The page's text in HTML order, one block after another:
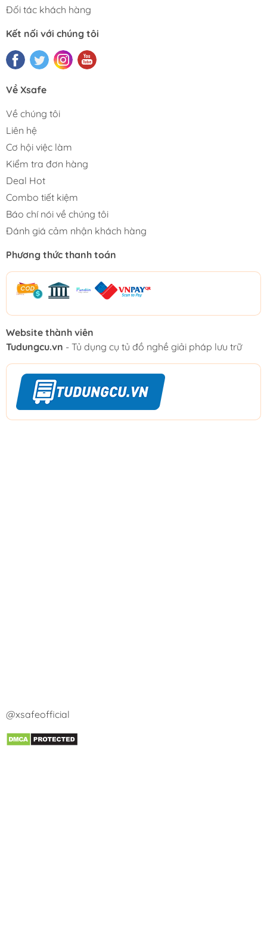
Đối tác khách hàng
Kết nối với chúng tôi
Về Xsafe
Về chúng tôi
Liên hệ
Cơ hội việc làm
Kiểm tra đơn hàng
Deal Hot
Combo tiết kiệm
Báo chí nói về chúng tôi
Đánh giá cảm nhận khách hàng
Phương thức thanh toán
Website thành viên
Tudungcu.vn - Tủ dụng cụ tủ đồ nghề giải pháp lưu trữ
@xsafeofficial